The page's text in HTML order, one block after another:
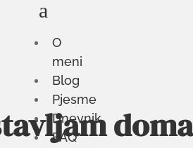
O
meni
Blog
Pjesme
Dnevnik
FAQ
a
doma